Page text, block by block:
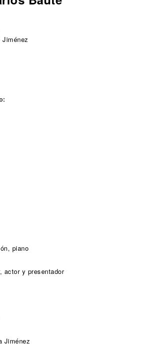
Jiménez
piano
actor y presentador
Jiménez